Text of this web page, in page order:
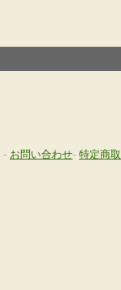
- お問い合わせ- 特定商